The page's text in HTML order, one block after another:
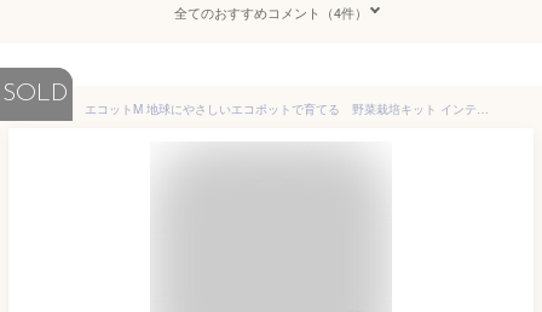
全てのおすすめコメント（4件）
SOLD
エコットM 地球にやさしいエコポットで育てる 野菜栽培キット インテリアグリーン おしゃれ かわいい野菜栽培セット 家庭菜園 お家で育てるサラダ